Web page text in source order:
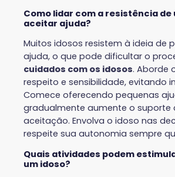
Como lidar com a resistência de
aceitar ajuda?
Muitos idosos resistem à ideia de
ajuda, o que pode dificultar o
cuidados com os idosos. Aborde
respeito e sensibilidade, evitando
Comece oferecendo pequenas
gradualmente aumente o suporte
aceitação. Envolva o idoso nas
respeite sua autonomia sempre
Quais atividades podem
um idoso?